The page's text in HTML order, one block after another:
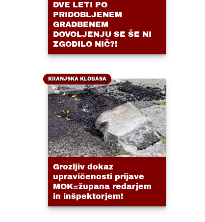
DVE LETI PO
PRIDOBLJENEM
GRADBENEM
DOVOLJENJU SE ŠE NI
ZGODILO NIČ?!
KRANJSKA KLOBASA
Grozljiv dokaz
upravičenosti prijave
MOK=župana redarjem
in inšpektorjem!